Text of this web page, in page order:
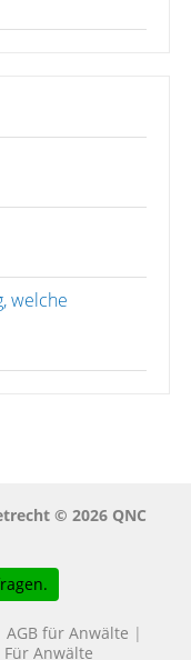
welche
© 2026 QNC
AGB für Anwälte |
Für Anwälte